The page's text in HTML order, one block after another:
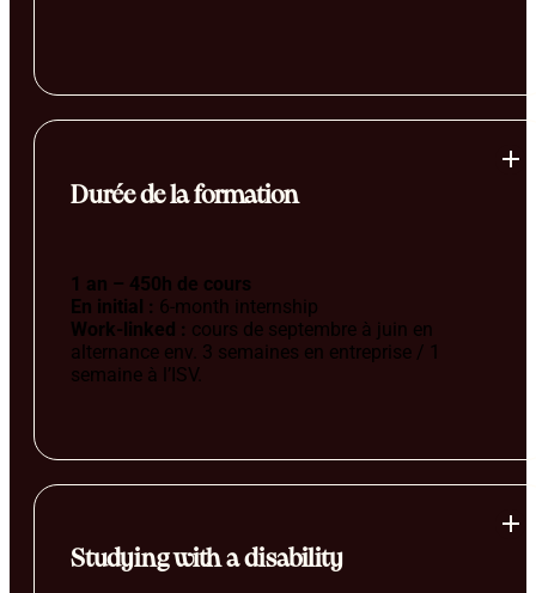
Durée de la formation
1 an – 450h de cours
En initial : 6-month internship
Work-linked : cours de septembre à juin en
alternance env. 3 semaines en entreprise / 1
semaine à l’ISV.
Studying with a disability